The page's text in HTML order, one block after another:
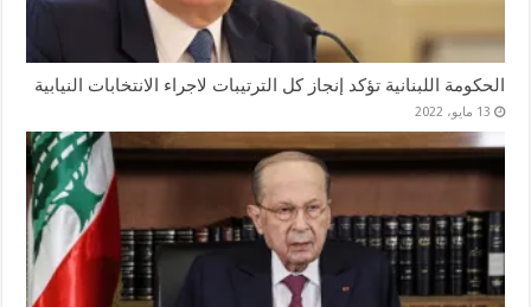
الحكومة اللبنانية تؤكد إنجاز كل الترتيبات لاجراء الانتخابات النيابية
13 مايو، 2022